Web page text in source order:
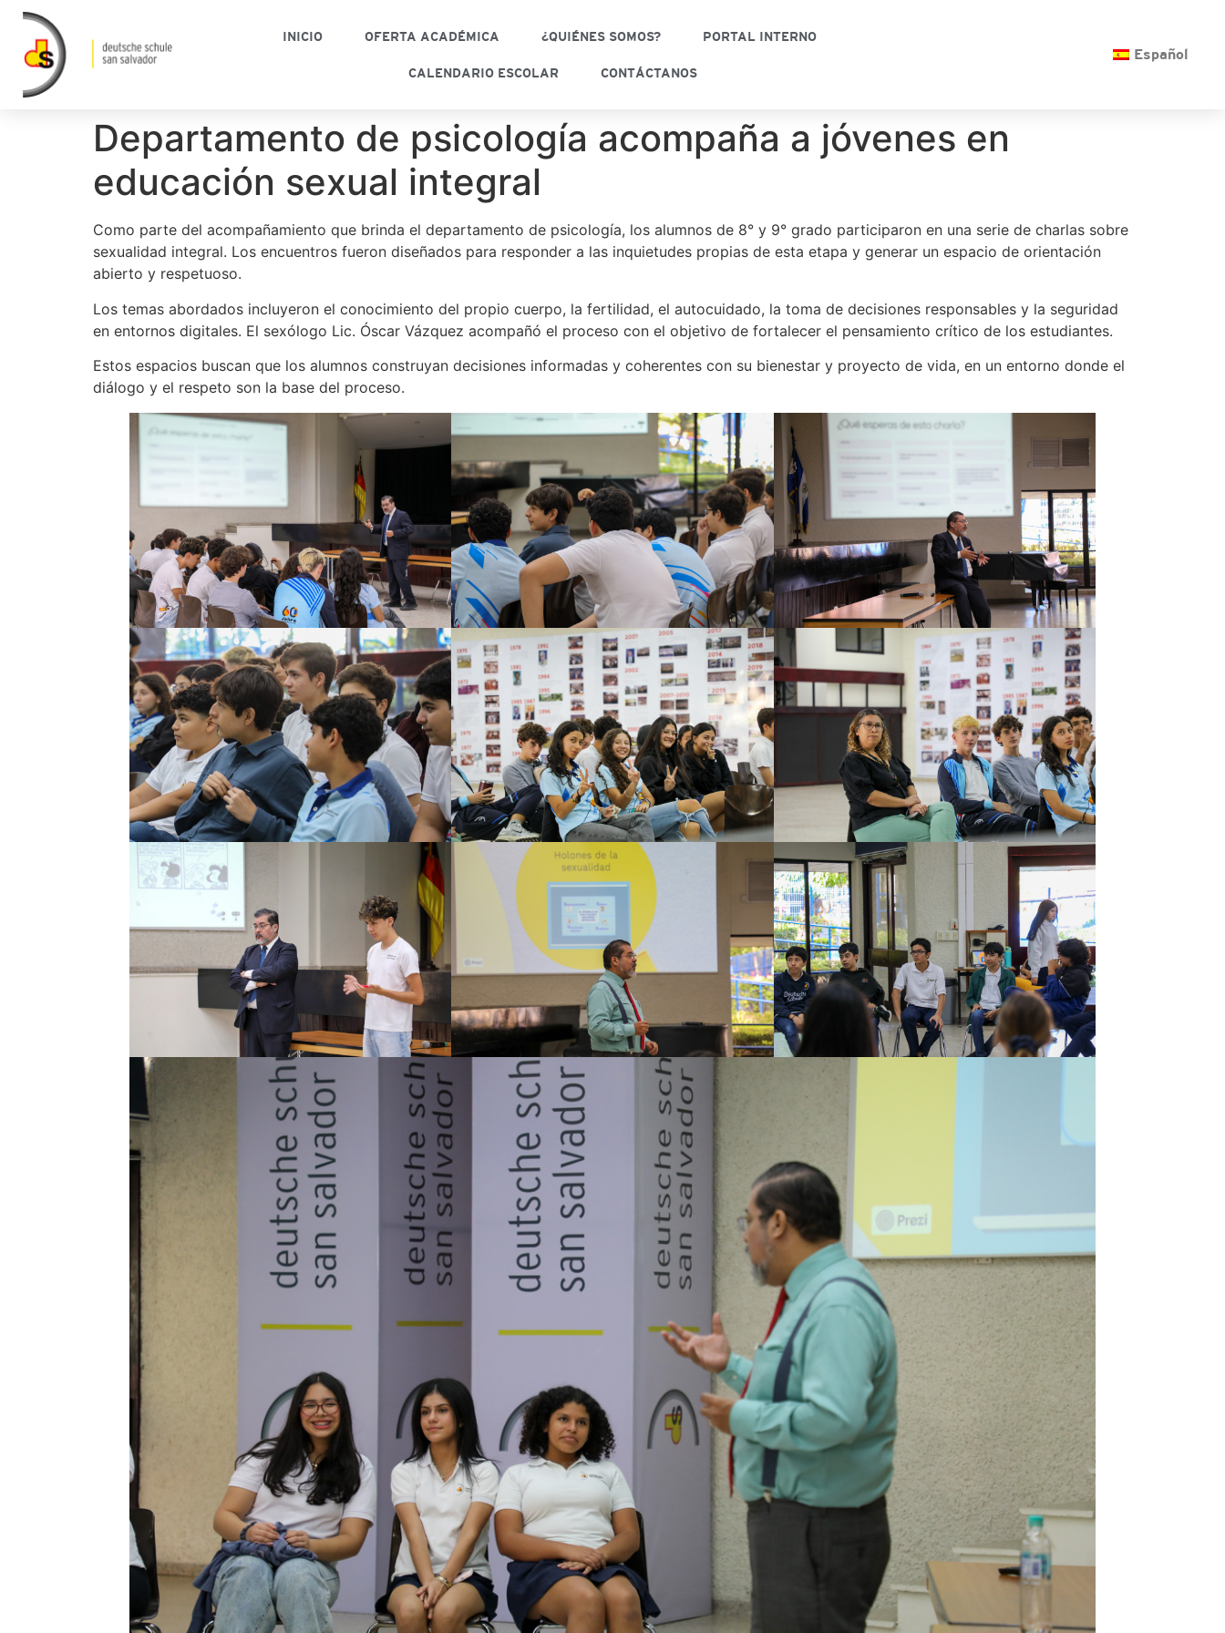
INICIO OFERTA ACADÉMICA ¿QUIÉNES SOMOS? PORTAL INTERNO
CALENDARIO ESCOLAR CONTÁCTANOS
Español
Departamento de psicología acompaña a jóvenes en
educación sexual integral
Como parte del acompañamiento que brinda el departamento de psicología, los alumnos de 8° y 9° grado participaron en una serie de charlas sobre
sexualidad integral. Los encuentros fueron diseñados para responder a las inquietudes propias de esta etapa y generar un espacio de orientación
abierto y respetuoso.
Los temas abordados incluyeron el conocimiento del propio cuerpo, la fertilidad, el autocuidado, la toma de decisiones responsables y la seguridad
en entornos digitales. El sexólogo Lic. Óscar Vázquez acompañó el proceso con el objetivo de fortalecer el pensamiento crítico de los estudiantes.
Estos espacios buscan que los alumnos construyan decisiones informadas y coherentes con su bienestar y proyecto de vida, en un entorno donde el
diálogo y el respeto son la base del proceso.